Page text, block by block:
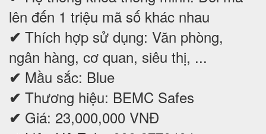
lên đến 1 triệu mã số khác nhau
✔ Thích hợp sử dụng: Văn phòng,
ngân hàng, cơ quan, siêu thị, ...
✔ Mầu sắc: Blue
✔ Thương hiệu: BEMC Safes
✔ Giá: 23,000,000 VNĐ